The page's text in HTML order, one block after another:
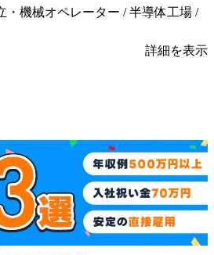
・機械オペレーター / 半導体工場 /
詳細を表示